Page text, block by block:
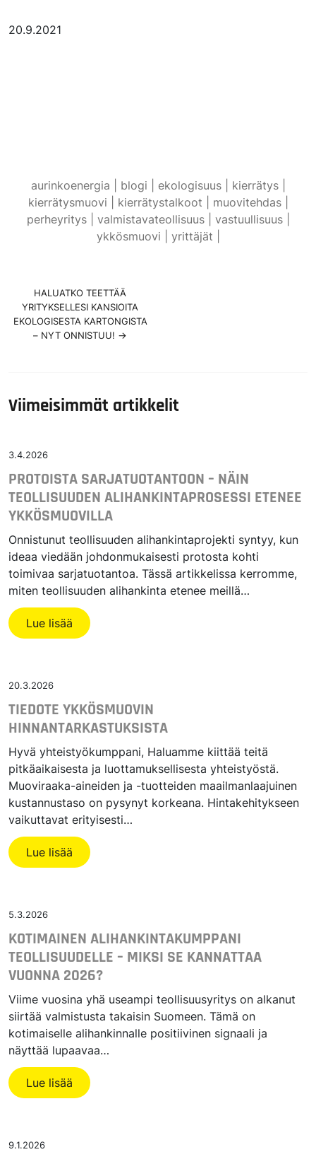
20.9.2021
aurinkoenergia | blogi | ekologisuus | kierrätys |
kierrätysmuovi | kierrätystalkoot | muovitehdas |
perheyritys | valmistavateollisuus | vastuullisuus |
ykkösmuovi | yrittäjät |
HALUATKO TEETTÄÄ
YRITYKSELLESI KANSIOITA
EKOLOGISESTA KARTONGISTA
– NYT ONNISTUU! →
Viimeisimmät artikkelit
3.4.2026
PROTOISTA SARJATUOTANTOON – NÄIN
TEOLLISUUDEN ALIHANKINTAPROSESSI ETENEE
YKKÖSMUOVILLA
Onnistunut teollisuuden alihankintaprojekti syntyy, kun
ideaa viedään johdonmukaisesti protosta kohti
toimivaa sarjatuotantoa. Tässä artikkelissa kerromme,
miten teollisuuden alihankinta etenee meillä…
Lue lisää
20.3.2026
TIEDOTE YKKÖSMUOVIN
HINNANTARKASTUKSISTA
Hyvä yhteistyökumppani, Haluamme kiittää teitä
pitkäaikaisesta ja luottamuksellisesta yhteistyöstä.
Muoviraaka-aineiden ja -tuotteiden maailmanlaajuinen
kustannustaso on pysynyt korkeana. Hintakehitykseen
vaikuttavat erityisesti…
Lue lisää
5.3.2026
KOTIMAINEN ALIHANKINTAKUMPPANI
TEOLLISUUDELLE – MIKSI SE KANNATTAA
VUONNA 2026?
Viime vuosina yhä useampi teollisuusyritys on alkanut
siirtää valmistusta takaisin Suomeen. Tämä on
kotimaiselle alihankinnalle positiivinen signaali ja
näyttää lupaavaa…
Lue lisää
9.1.2026